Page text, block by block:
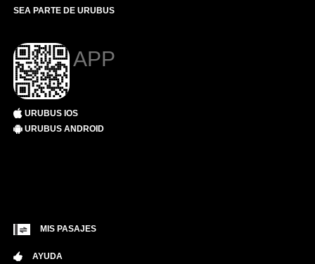
SEA PARTE DE URUBUS
APP
URUBUS IOS
URUBUS ANDROID
MIS PASAJES
AYUDA